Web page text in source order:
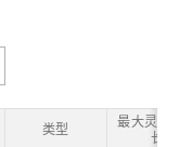
类型
最大灵敏
长